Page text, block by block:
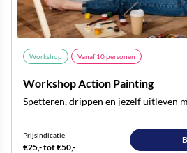
Workshop Vanaf10personen
Workshop Action Painting
Spetteren, drippen en jezelf uitleven
Prijsindicatie
€25,- tot €50,-